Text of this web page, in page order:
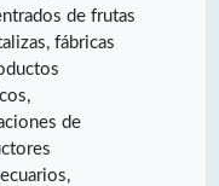
de frutas
fábricas
de